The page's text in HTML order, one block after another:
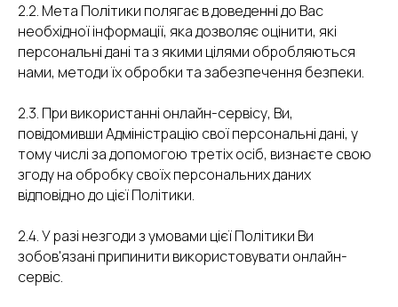
2.2. Мета Політики полягає в доведенні до Вас
необхідної інформації, яка дозволяє оцінити, які
персональні дані та з якими цілями обробляються
нами, методи їх обробки та забезпечення безпеки.
2.3. При використанні онлайн-сервісу, Ви,
повідомивши Адміністрацію свої персональні дані, у
тому числі за допомогою третіх осіб, визнаєте свою
згоду на обробку своїх персональних даних
відповідно до цієї Політики.
2.4. У разі незгоди з умовами цієї Політики Ви
зобов'язані припинити використовувати онлайн-
сервіс.